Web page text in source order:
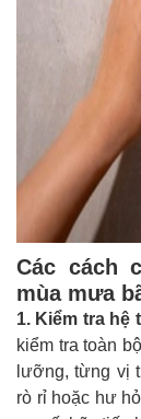
Các cách
mùa mưa
1. Kiểm tra
kiểm tra toàn
lưỡng, từng vị
rò rỉ hoặc hư